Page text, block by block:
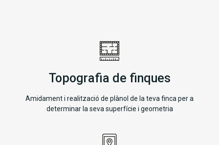
Topografia de finques
Amidament i realització de plànol de la teva finca per a
determinar la seva superfície i geometria